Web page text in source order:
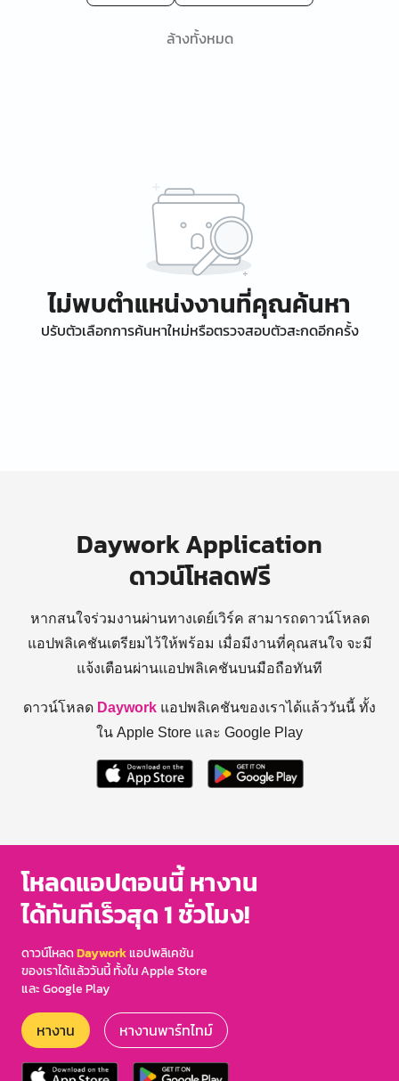
ล้างทั้งหมด
ไม่พบตำแหน่งงานที่คุณค้นหา
ปรับตัวเลือกการค้นหาใหม่หรือตรวจสอบตัวสะกดอีกครั้ง
Daywork Application
ดาวน์โหลดฟรี
หากสนใจร่วมงานผ่านทางเดย์เวิร์ค สามารถดาวน์โหลด
แอปพลิเคชันเตรียมไว้ให้พร้อม เมื่อมีงานที่คุณสนใจ จะมี
แจ้งเตือนผ่านแอปพลิเคชันบนมือถือทันที
ดาวน์โหลด Daywork แอปพลิเคชันของเราได้แล้ววันนี้ ทั้ง
ใน Apple Store และ Google Play
โหลดแอปตอนนี้ หางาน
ได้ทันทีเร็วสุด 1 ชั่วโมง!
ดาวน์โหลดDayworkแอปพลิเคชัน
ของเราได้แล้ววันนี้ ทั้งใน Apple Store
และ Google Play
หางาน หางานพาร์ทไทม์